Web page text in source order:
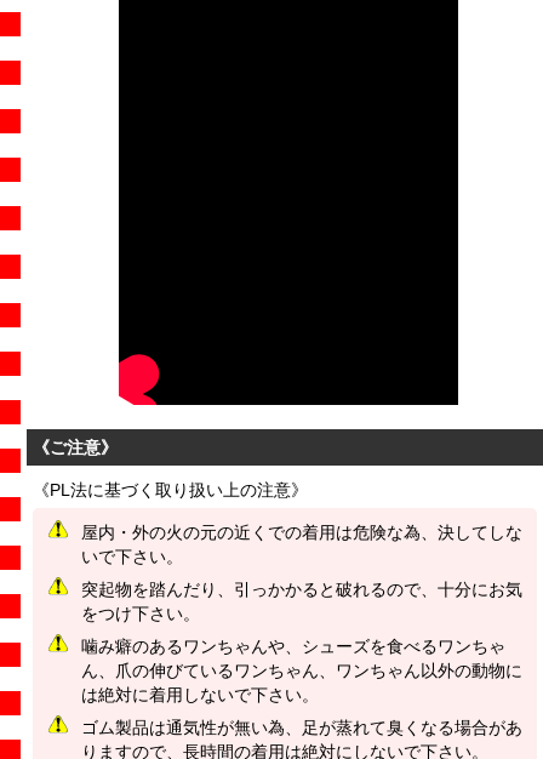
《ご注意》
《PL法に基づく取り扱い上の注意》
屋内・外の火の元の近くでの着用は危険な為、決してしな
いで下さい。
突起物を踏んだり、引っかかると破れるので、十分にお気
をつけ下さい。
噛み癖のあるワンちゃんや、シューズを食べるワンちゃ
ん、爪の伸びているワンちゃん、ワンちゃん以外の動物に
は絶対に着用しないで下さい。
ゴム製品は通気性が無い為、足が蒸れて臭くなる場合があ
りますので、長時間の着用は絶対にしないで下さい。